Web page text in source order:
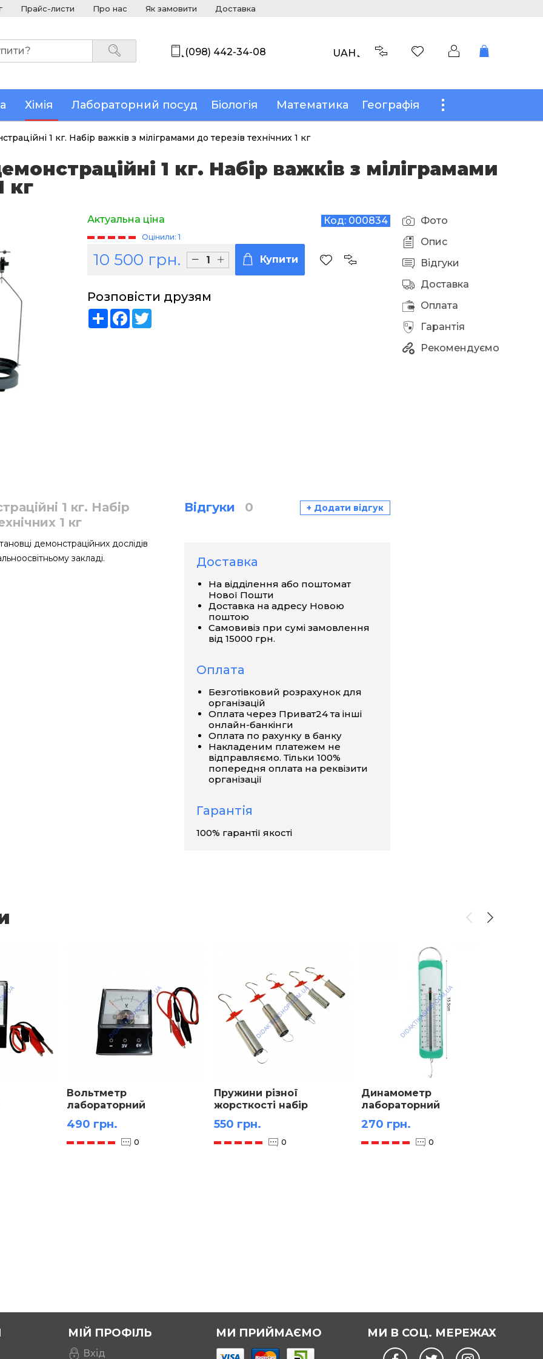
Прайс-листи Про нас Як замовити Доставка
(098) 442-34-08 UAH
Хімія Лабораторний посуд Біологія Математика Географія
1 кг. Набір важків з міліграмами до терезів технічних 1 кг
1 кг. Набір важків з міліграмами
кг
Фото
Опис
Відгуки
Доставка
Оплата
Гарантія
Рекомендуємо
Код: 000834
Актуальна ціна
Оцінили: 1
10 500 грн. Купити
Розповісти друзям
ShareFacebook
1 кг. Набір
1 кг
демонстраційних дослідів
закладі.
Відгуки 0 + Додати відгук
Доставка
На відділення або поштомат
Нової Пошти
Доставка на адресу Новою
поштою
Самовивіз при сумі замовлення
від 15000 грн.
Оплата
Безготівковий розрахунок для
організацій
Оплата через Приват24 та інші
онлайн-банкінги
Оплата по рахунку в банку
Накладеним платежем не
відправляємо. Тільки 100%
попередня оплата на реквізити
організації
Гарантія
100% гарантії якості
Вольтметр
лабораторний
490 грн.
0
Пружини різної
жорсткості набір
550 грн.
0
Динамометр
лабораторний
планшетний
270 грн.
0
МІЙ ПРОФІЛЬ
Вхід
МИ ПРИЙМАЄМО МИ В СОЦ. МЕРЕЖАХ